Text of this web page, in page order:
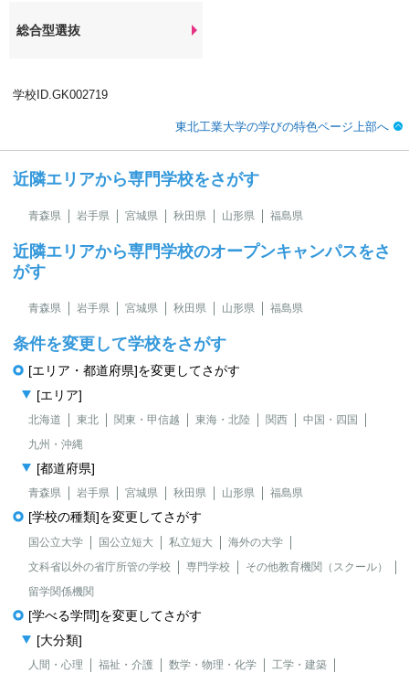
総合型選抜
学校ID.GK002719
東北工業大学の学びの特色ページ上部へ
近隣エリアから専門学校をさがす
青森県 岩手県 宮城県 秋田県 山形県 福島県
近隣エリアから専門学校のオープンキャンパスをさ
がす
青森県 岩手県 宮城県 秋田県 山形県 福島県
条件を変更して学校をさがす
[エリア・都道府県]を変更してさがす
[エリア]
北海道 東北 関東・甲信越 東海・北陸 関西
中国・四国
九州・沖縄
[都道府県]
青森県 岩手県 宮城県 秋田県 山形県 福島県
[学校の種類]を変更してさがす
国公立大学 国公立短大 私立短大
海外の大学
文科省以外の省庁所管の学校
専門学校
その他教育機関（スクール）
留学関係機関
[学べる学問]を変更してさがす
[大分類]
人間・心理 福祉・介護 数学・物理・化学
工学・建築